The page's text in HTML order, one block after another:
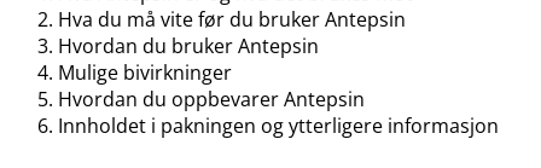
Hva du må vite før du bruker Antepsin
Hvordan du bruker Antepsin
Mulige bivirkninger
Hvordan du oppbevarer Antepsin
Innholdet i pakningen og ytterligere informasjon